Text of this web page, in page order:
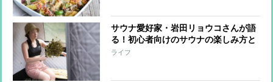
サウナ愛好家・岩田リョウコさんが語
る！初心者向けのサウナの楽しみ方と
は？
ライフ